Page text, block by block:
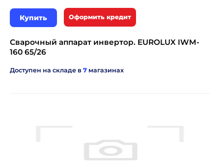
Купить Оформить кредит
Сварочный аппарат инвертор. EUROLUX IWM-
160 65/26
Доступен на складе в 7 магазинах